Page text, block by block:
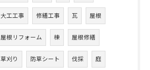
大工工事 修繕工事 瓦 屋根
屋根リフォーム 棟 屋根修繕
草刈り 防草シート 伐採 庭